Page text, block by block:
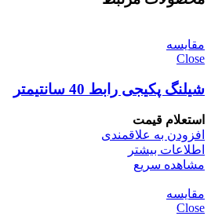
مقایسه
Close
شیلنگ پکیجی رابط 40 سانتیمتر
استعلام قیمت
افزودن به علاقمندی
اطلاعات بیشتر
مشاهده سریع
مقایسه
Close